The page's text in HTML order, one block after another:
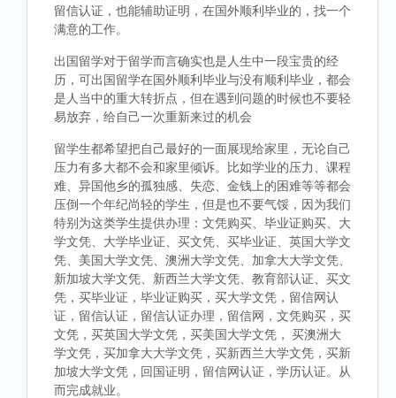
留信认证，也能辅助证明，在国外顺利毕业的，找一个
满意的工作。
出国留学对于留学而言确实也是人生中一段宝贵的经
历，可出国留学在国外顺利毕业与没有顺利毕业，都会
是人当中的重大转折点，但在遇到问题的时候也不要轻
易放弃，给自己一次重新来过的机会
留学生都希望把自己最好的一面展现给家里，无论自己
压力有多大都不会和家里倾诉。比如学业的压力、课程
难、异国他乡的孤独感、失恋、金钱上的困难等等都会
压倒一个年纪尚轻的学生，但是也不要气馁，因为我们
特别为这类学生提供办理：文凭购买、毕业证购买、大
学文凭、大学毕业证、买文凭、买毕业证、英国大学文
凭、美国大学文凭、澳洲大学文凭、加拿大大学文凭、
新加坡大学文凭、新西兰大学文凭、教育部认证、买文
凭，买毕业证，毕业证购买，买大学文凭，留信网认
证，留信认证，留信认证办理，留信网，文凭购买，买
文凭，买英国大学文凭，买美国大学文凭， 买澳洲大
学文凭，买加拿大大学文凭，买新西兰大学文凭，买新
加坡大学文凭，回国证明，留信网认证，学历认证。从
而完成就业。